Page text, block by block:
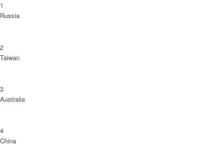
1
Russia
2
Taiwan
3
Australia
4
China